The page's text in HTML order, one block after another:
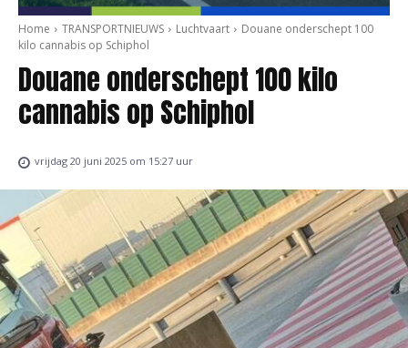
Home TRANSPORTNIEUWS Luchtvaart
Douane onderschept 100
kilo cannabis op Schiphol
Douane onderschept 100 kilo
cannabis op Schiphol
vrijdag 20 juni 2025 om 15:27 uur